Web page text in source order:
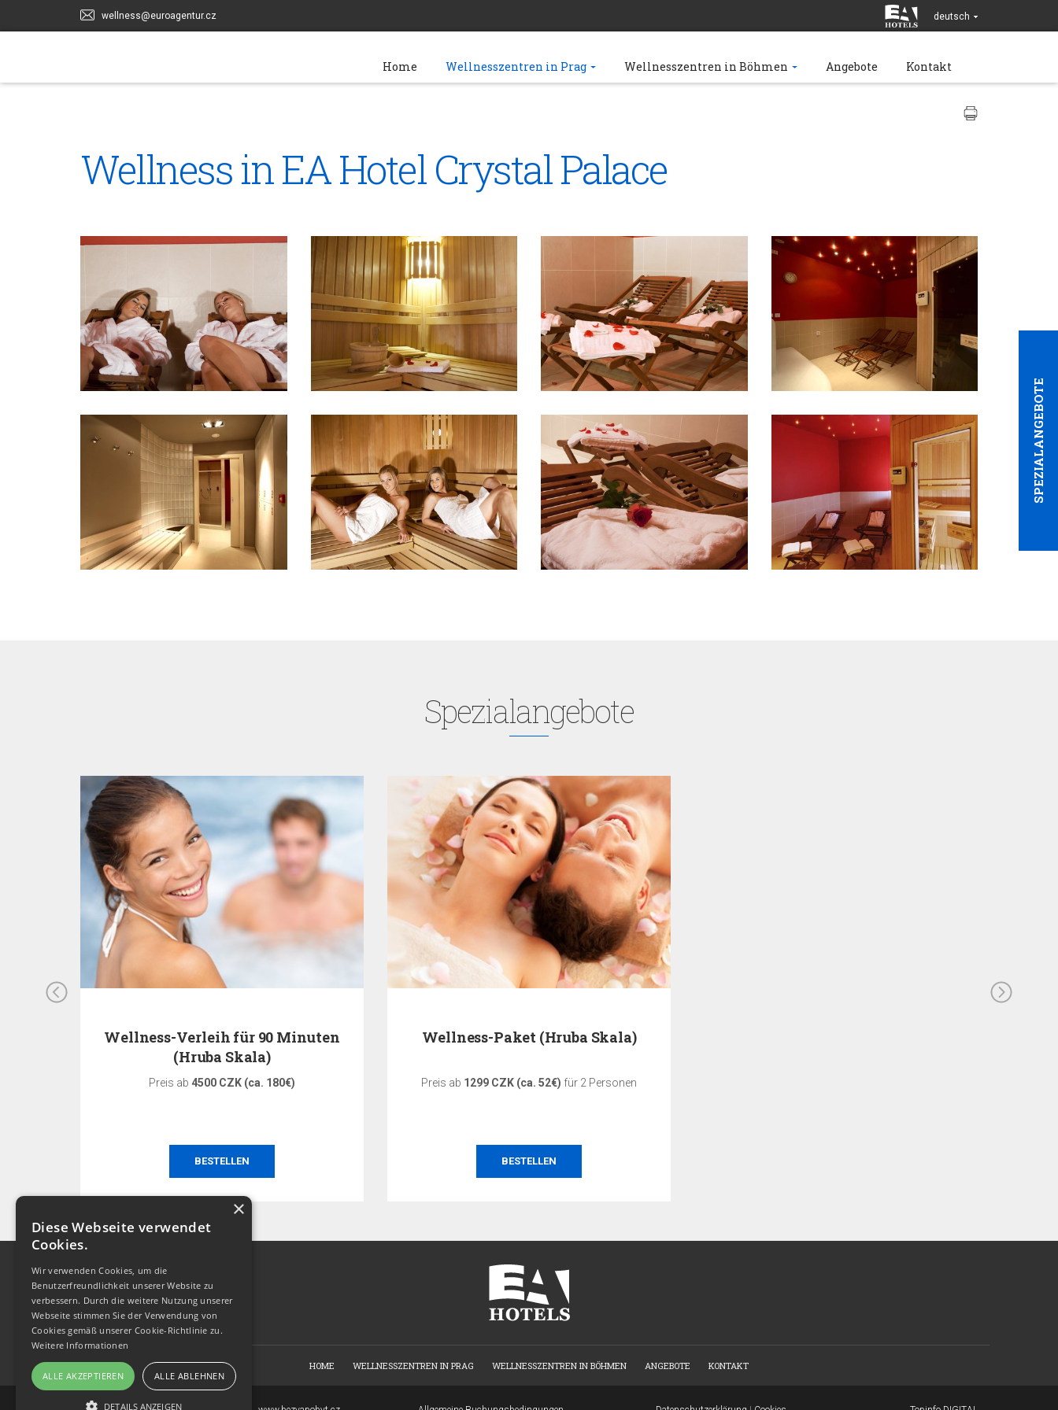
wellness@euroagentur.cz deutsch
Home Wellnesszentren in Prag Wellnesszentren in Böhmen Angebote Kontakt
SPEZIALANGEBOTE
Wellness in EA Hotel Crystal Palace
Spezialangebote
Wellness-Verleih für 90 Minuten
(Hruba Skala)
Preis ab 4500 CZK (ca. 180€)
BESTELLEN
Wellness-Paket (Hruba Skala)
Preis ab 1299 CZK (ca. 52€) für 2 Personen
BESTELLEN
HOME WELLNESSZENTREN IN PRAG WELLNESSZENTREN IN BÖHMEN ANGEBOTE KONTAKT
×
Diese Webseite verwendet
Cookies.
Wir verwenden Cookies, um die
Benutzerfreundlichkeit unserer Website zu
verbessern. Durch die weitere Nutzung unserer
Webseite stimmen Sie der Verwendung von
Cookies gemäß unserer Cookie-Richtlinie zu.
Weitere Informationen
ALLE AKZEPTIEREN ALLE ABLEHNEN
DETAILS ANZEIGEN